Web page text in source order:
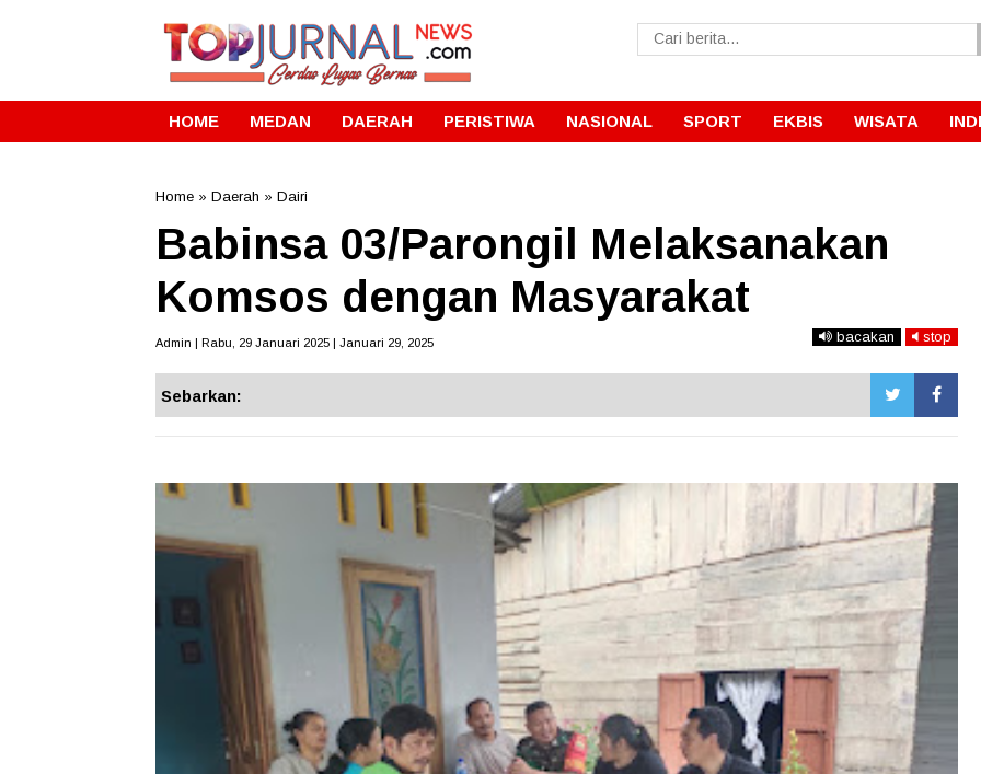
HOME MEDAN DAERAH PERISTIWA NASIONAL SPORT EKBIS WISATA
Home » Daerah » Dairi
Babinsa 03/Parongil Melaksanakan
Komsos dengan Masyarakat
Admin | Rabu, 29 Januari 2025 | Januari 29, 2025 bacakan stop
Sebarkan: